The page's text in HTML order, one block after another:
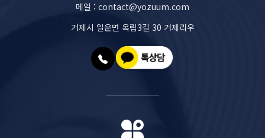
메일 : contact@yozuum.com
거제시 일운면 옥림3길 30 거제리우